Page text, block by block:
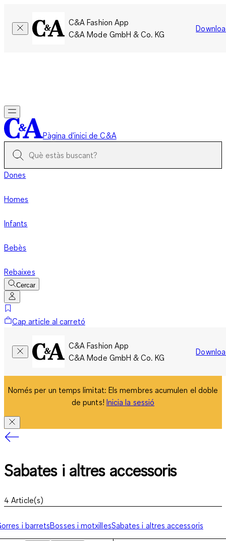
C&A Fashion App
C&A Mode GmbH & Co. KG
Pàgina d'inici de C&A
Dones
Homes
Infants
Bebès
Rebaixes
Cercar
Cap article al carretó
C&A Fashion App
C&A Mode GmbH & Co. KG
Només per un temps limitat: Els membres acumulen el doble
de punts! Inicia la sessió
Sabates i altres accessoris
4 Article(s)
i barretsBosses i motxillesSabates i altres accessoris